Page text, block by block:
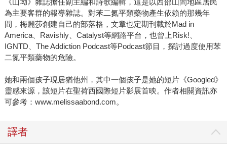
《山坳》雜誌擔任副主編和詩歌編輯，這是以西部山間地區居民
為主要客群的報導雜誌。對苯二氮平類藥物產生依賴的那幾年
間，梅麗莎創建自己的部落格，文章也定期刊載於Mad in
America、Ravishly、Catalyst等網路平台，也曾上Risk!、
IGNTD、The Addiction Podcast等Podcast節目，探討過度使用苯
二氮平類藥物的危險。
她和兩個孩子現居猶他州，其中一個孩子是她的短片《Googled》
靈感來源，該短片在聖荷西國際短片影展首映。作者相關資訊亦
可參考：www.melissaabond.com。
譯者